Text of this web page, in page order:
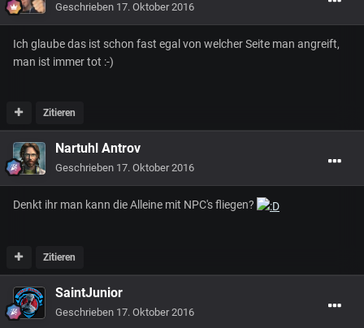
Geschrieben 17. Oktober 2016
Ich glaube das ist schon fast egal von welcher Seite man angreift,
man ist immer tot :-)
Zitieren
Nartuhl Antrov
Geschrieben 17. Oktober 2016
Denkt ihr man kann die Alleine mit NPC's fliegen?
Zitieren
SaintJunior
Geschrieben 17. Oktober 2016